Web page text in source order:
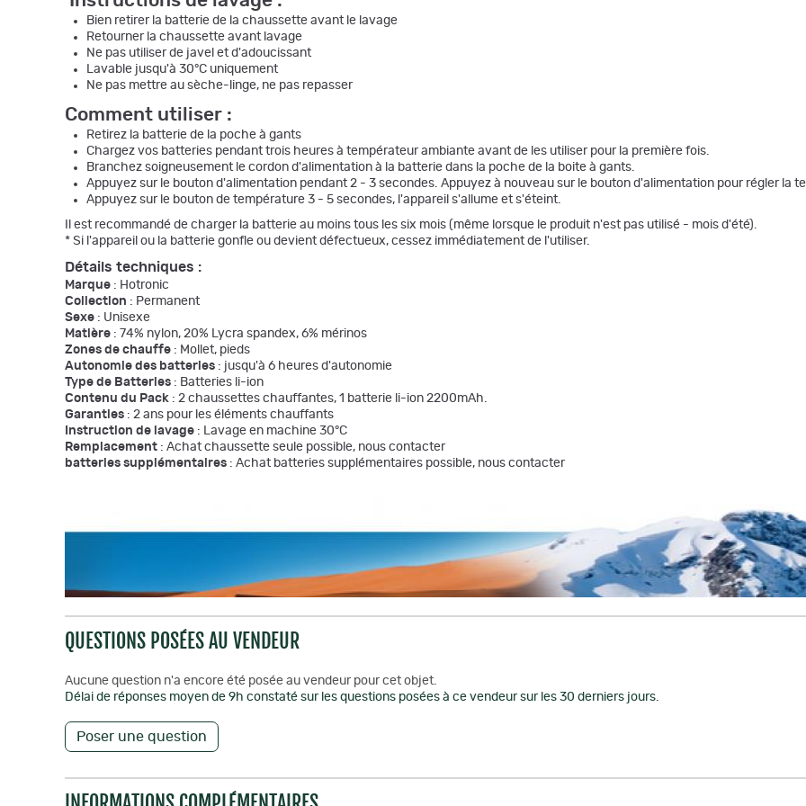
Bien retirer la batterie de la chaussette avant le lavage
Retourner la chaussette avant lavage
Ne pas utiliser de javel et d'adoucissant
Lavable jusqu'à 30°C uniquement
Ne pas mettre au sèche-linge, ne pas repasser
Comment utiliser :
Retirez la batterie de la poche à gants
Chargez vos batteries pendant trois heures à températeur ambiante avant de les utiliser pour la première fois.
Branchez soigneusement le cordon d'alimentation à la batterie dans la poche de la boite à gants.
Appuyez sur le bouton d'alimentation pendant 2 - 3 secondes. Appuyez à nouveau sur le bouton d'alimentation pour régler la
Appuyez sur le bouton de température 3 - 5 secondes, l'appareil s'allume et s'éteint.
Il est recommandé de charger la batterie au moins tous les six mois (même lorsque le produit n'est pas utilisé - mois d'été).
* Si l'appareil ou la batterie gonfle ou devient défectueux, cessez immédiatement de l'utiliser.
Détails techniques :
Marque : Hotronic
Collection : Permanent
Sexe : Unisexe
Matière : 74% nylon, 20% Lycra spandex, 6% mérinos
Zones de chauffe : Mollet, pieds
Autonomie des batteries : jusqu'à 6 heures d'autonomie
Type de Batteries : Batteries li-ion
Contenu du Pack : 2 chaussettes chauffantes, 1 batterie li-ion 2200mAh.
Garanties : 2 ans pour les éléments chauffants
Instruction de lavage : Lavage en machine 30°C
Remplacement : Achat chaussette seule possible, nous contacter
batteries supplémentaires : Achat batteries supplémentaires possible, nous contacter
QUESTIONS POSÉES AU VENDEUR
Aucune question n'a encore été posée au vendeur pour cet objet.
Délai de réponses moyen de 9h constaté sur les questions posées à ce vendeur sur les 30 derniers jours.
Poser une question